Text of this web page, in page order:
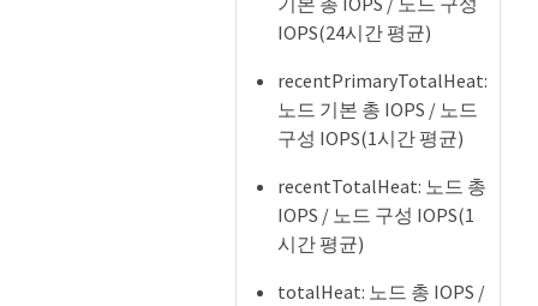
IOPS(24시간 평균)
recentPrimaryTotalHeat:
노드 기본 총 IOPS / 노드
구성 IOPS(1시간 평균)
recentTotalHeat: 노드 총
IOPS / 노드 구성 IOPS(1
시간 평균)
totalHeat: 노드 총 IOPS /